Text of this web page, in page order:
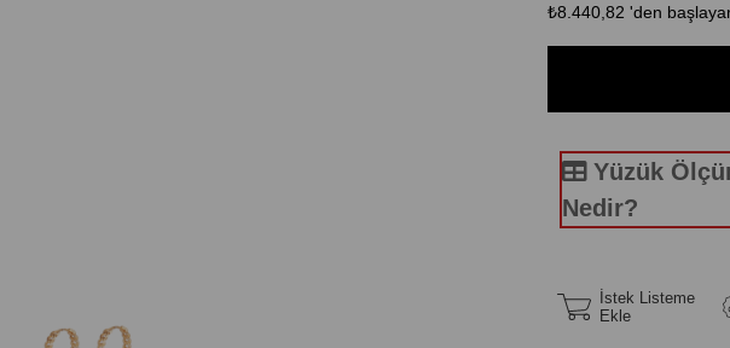
₺8.440,82 'den
Yüzük
Nedir?
İstek Listeme
Ekle